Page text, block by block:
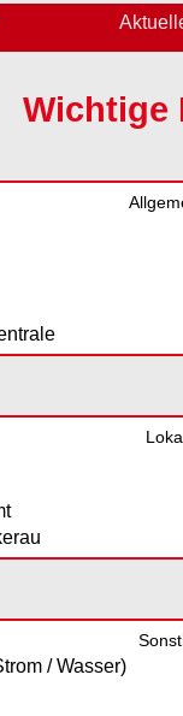
Wichtige
/ Wasser)